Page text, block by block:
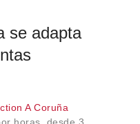
se adapta
A Coruña
horas, desde 3